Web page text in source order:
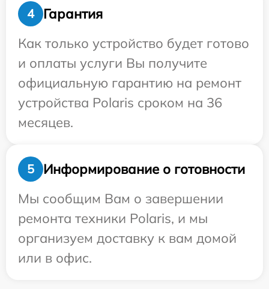
4
Гарантия
Как только устройство будет готово
и оплаты услуги Вы получите
официальную гарантию на ремонт
устройства Polaris сроком на 36
месяцев.
5
Информирование о готовности
Мы сообщим Вам о завершении
ремонта техники Polaris, и мы
организуем доставку к вам домой
или в офис.